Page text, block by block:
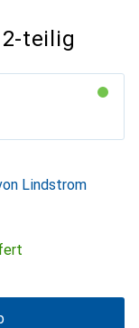
teilig
Lindstrom